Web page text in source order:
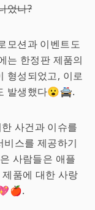
었나?
모션과 이벤트도
는 한정판 제품의
형성되었고, 이로
발생했다😮🚔.
사건과 이슈를
스를 제공하기
사람들은 애플
품에 대한 사랑